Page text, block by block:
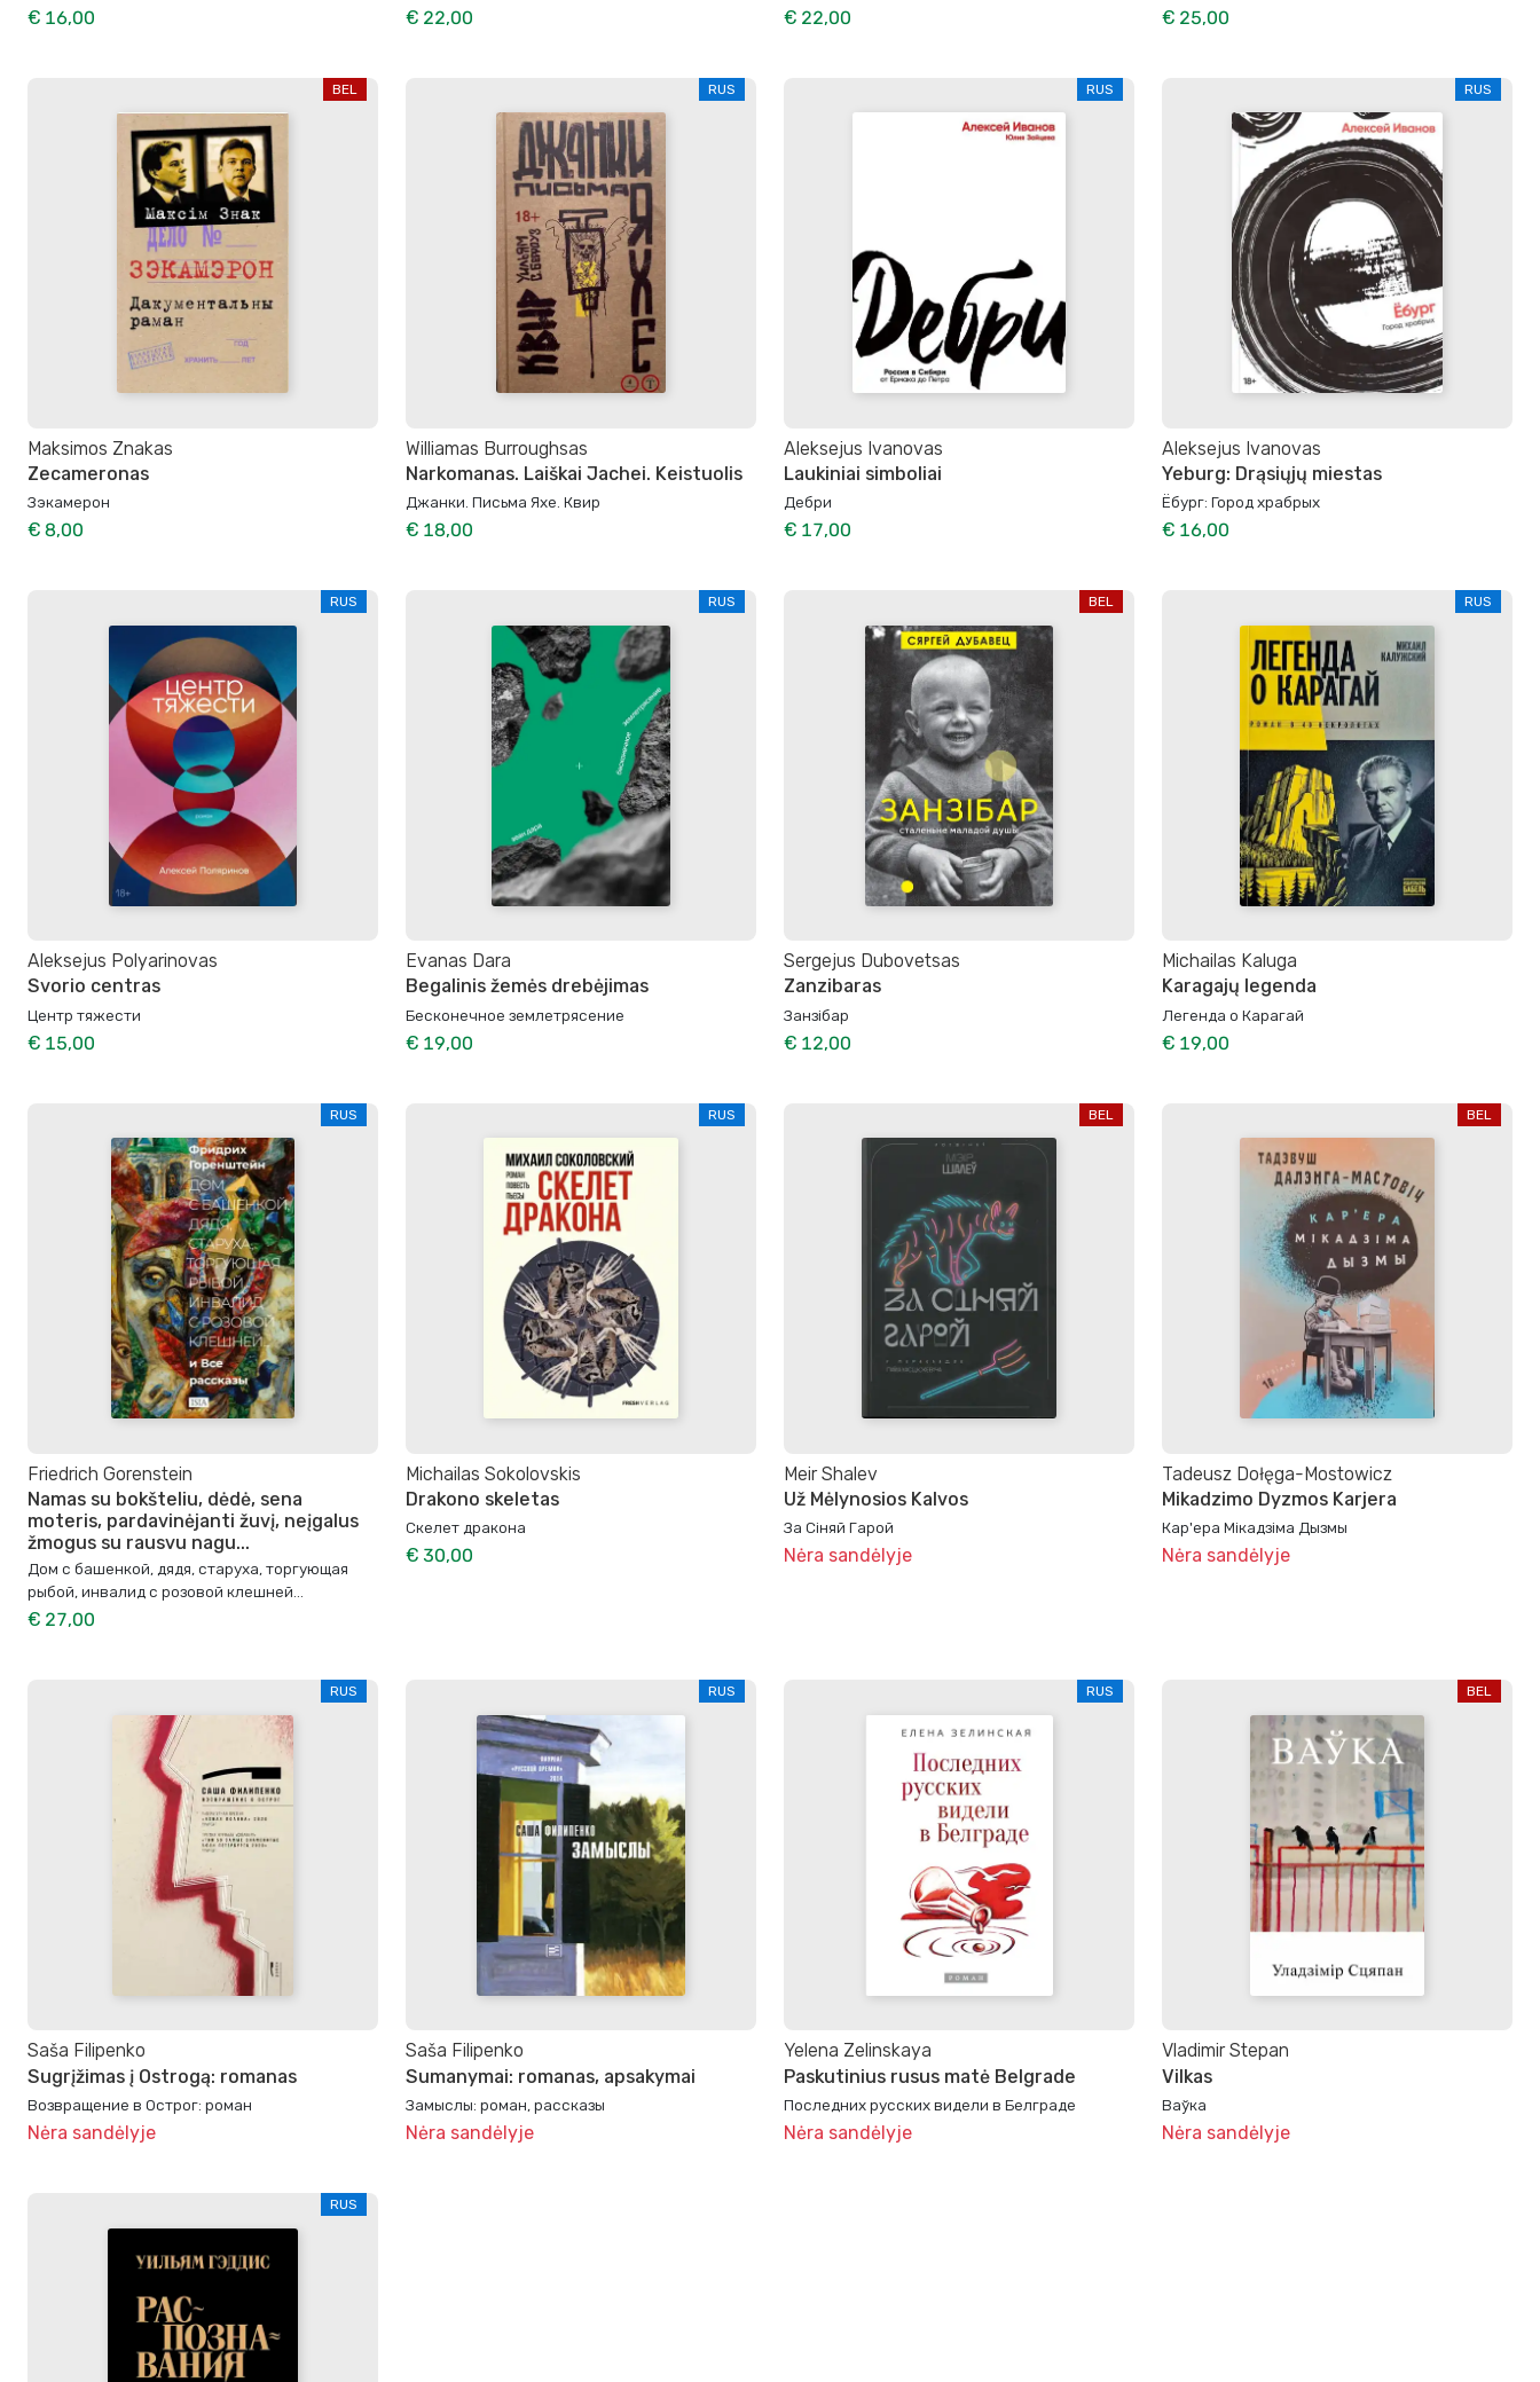
€ 16,00 € 22,00 € 22,00 € 25,00
BEL
Maksimos Znakas
Zecameronas
Зэкамерон
€ 8,00
RUS
Williamas Burroughsas
Narkomanas. Laiškai Jachei. Keistuolis
Джанки. Письма Яхе. Квир
€ 18,00
RUS
Aleksejus Ivanovas
Laukiniai simboliai
Дебри
€ 17,00
RUS
Aleksejus Ivanovas
Yeburg: Drąsiųjų miestas
Ёбург: Город храбрых
€ 16,00
RUS
Aleksejus Polyarinovas
Svorio centras
Центр тяжести
€ 15,00
RUS
Evanas Dara
Begalinis žemės drebėjimas
Бесконечное землетрясение
€ 19,00
BEL
Sergejus Dubovetsas
Zanzibaras
Занзiбар
€ 12,00
RUS
Michailas Kaluga
Karagajų legenda
Легенда о Карагай
€ 19,00
RUS
Friedrich Gorenstein
Namas su bokšteliu, dėdė, sena
moteris, pardavinėjanti žuvį, neįgalus
žmogus su rausvu nagu...
Дом с башенкой, дядя, старуха, торгующая
рыбой, инвалид с розовой клешней…
€ 27,00
RUS
Michailas Sokolovskis
Drakono skeletas
Скелет дракона
€ 30,00
BEL
Meir Shalev
Už Mėlynosios Kalvos
За Сіняй Гарой
Nėra sandėlyje
BEL
Tadeusz Dołęga-Mostowicz
Mikadzimo Dyzmos Karjera
Кар'ера Мікадзіма Дызмы
Nėra sandėlyje
RUS
Saša Filipenko
Sugrįžimas į Ostrogą: romanas
Возвращение в Острог: роман
Nėra sandėlyje
RUS
Saša Filipenko
Sumanymai: romanas, apsakymai
Замыслы: роман, рассказы
Nėra sandėlyje
RUS
Yelena Zelinskaya
Paskutinius rusus matė Belgrade
Последних русских видели в Белграде
Nėra sandėlyje
BEL
Vladimir Stepan
Vilkas
Ваўка
Nėra sandėlyje
RUS